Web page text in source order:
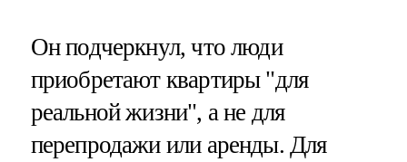
Он подчеркнул, что люди
приобретают квартиры "для
реальной жизни", а не для
перепродажи или аренды. Для